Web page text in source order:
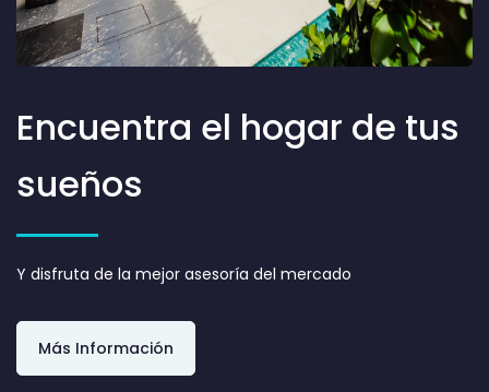
Encuentra el hogar de tus
sueños
Y disfruta de la mejor asesoría del mercado
Más Información